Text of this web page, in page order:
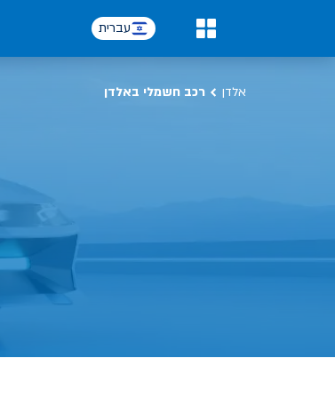
עברית
אלדן רכב חשמלי באלדן